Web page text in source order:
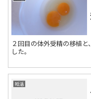
２回目の体外受精の移植
した。
妊活